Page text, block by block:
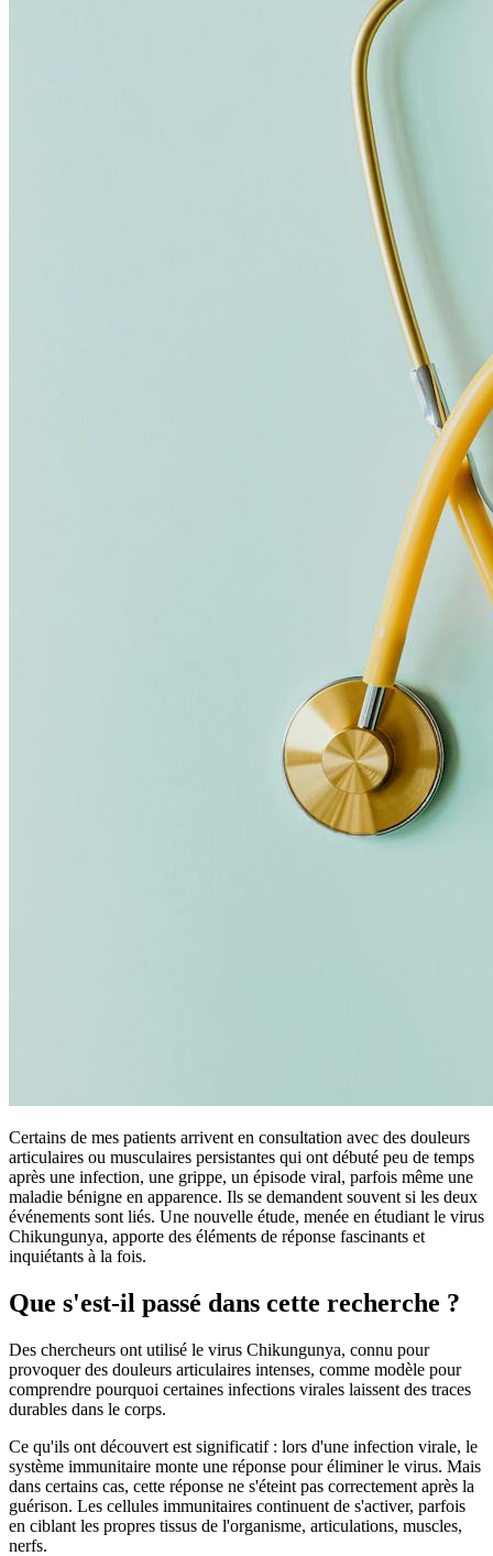
Certains de mes patients arrivent en consultation avec des douleurs
articulaires ou musculaires persistantes qui ont débuté peu de temps
après une infection, une grippe, un épisode viral, parfois même une
maladie bénigne en apparence. Ils se demandent souvent si les deux
événements sont liés. Une nouvelle étude, menée en étudiant le virus
Chikungunya, apporte des éléments de réponse fascinants et
inquiétants à la fois.
Que s'est-il passé dans cette recherche ?
Des chercheurs ont utilisé le virus Chikungunya, connu pour
provoquer des douleurs articulaires intenses, comme modèle pour
comprendre pourquoi certaines infections virales laissent des traces
durables dans le corps.
Ce qu'ils ont découvert est significatif : lors d'une infection virale, le
système immunitaire monte une réponse pour éliminer le virus. Mais
dans certains cas, cette réponse ne s'éteint pas correctement après la
guérison. Les cellules immunitaires continuent de s'activer, parfois
en ciblant les propres tissus de l'organisme, articulations, muscles,
nerfs.